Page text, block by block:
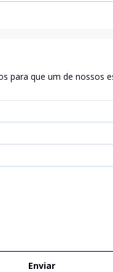
para que um de nossos
Enviar